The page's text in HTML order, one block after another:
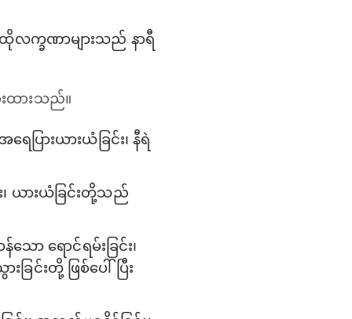
လက္ခဏာများသည် နာရီ
းထားသည်။
ြားယားယံခြင်း၊ နီရဲ
ယားယံခြင်းတို့သည်
ာ ရောင်ရမ်းခြင်း၊
ခြင်းတို့ ဖြစ်ပေါ် ပြီး